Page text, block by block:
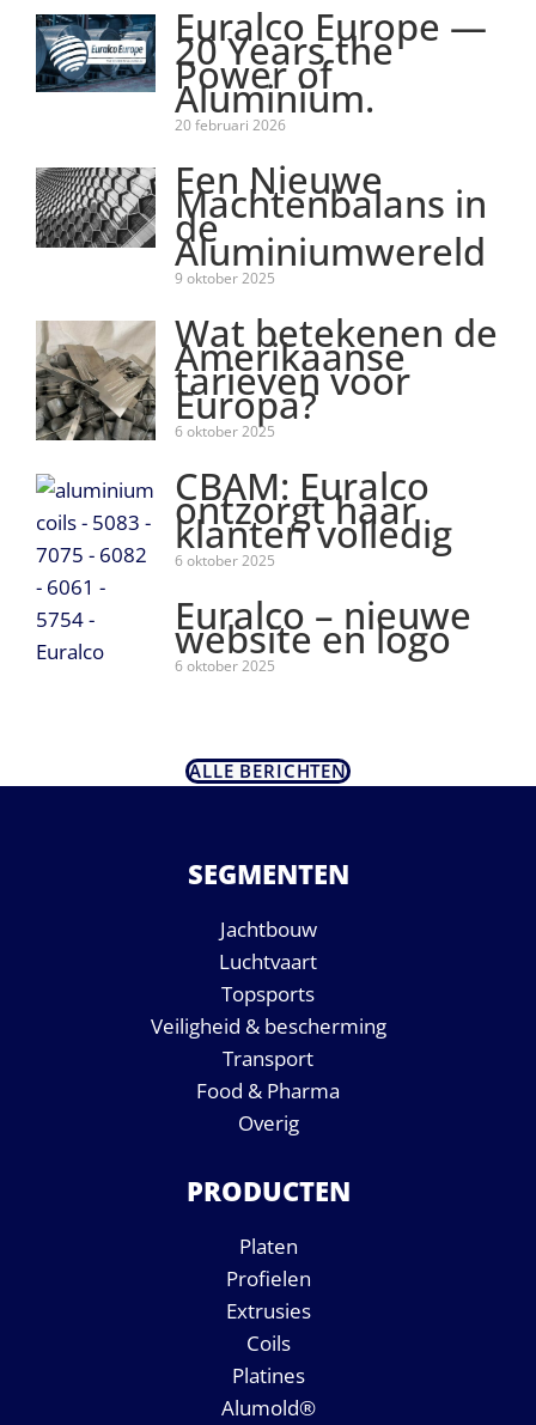
Euralco Europe —
20 Years the
Power of
Aluminium.
20 februari 2026
Een Nieuwe
Machtenbalans in
de
Aluminiumwereld
9 oktober 2025
Wat betekenen de
Amerikaanse
tarieven voor
Europa?
6 oktober 2025
CBAM: Euralco
ontzorgt haar
klanten volledig
6 oktober 2025
Euralco – nieuwe
website en logo
6 oktober 2025
ALLE BERICHTEN
SEGMENTEN
Jachtbouw
Luchtvaart
Topsports
Veiligheid & bescherming
Transport
Food & Pharma
Overig
PRODUCTEN
Platen
Profielen
Extrusies
Coils
Platines
Alumold®